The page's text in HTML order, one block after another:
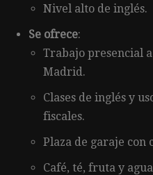
Nivel alto de inglés.
Se ofrece:
Trabajo presencial
Madrid.
Clases de inglés y
fiscales.
Plaza de garaje con
Café, té, fruta y